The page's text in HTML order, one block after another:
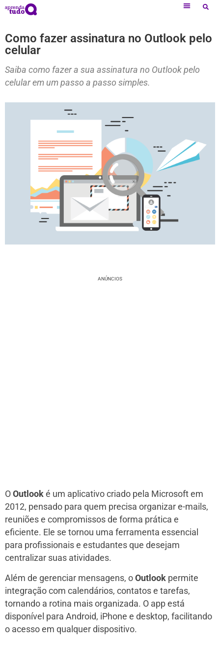
Como fazer assinatura no Outlook pelo
celular
Saiba como fazer a sua assinatura no Outlook pelo
celular em um passo a passo simples.
ANÚNCIOS
O Outlook é um aplicativo criado pela Microsoft em
2012, pensado para quem precisa organizar e-mails,
reuniões e compromissos de forma prática e
eficiente. Ele se tornou uma ferramenta essencial
para profissionais e estudantes que desejam
centralizar suas atividades.
Além de gerenciar mensagens, o Outlook permite
integração com calendários, contatos e tarefas,
tornando a rotina mais organizada. O app está
disponível para Android, iPhone e desktop, facilitando
o acesso em qualquer dispositivo.